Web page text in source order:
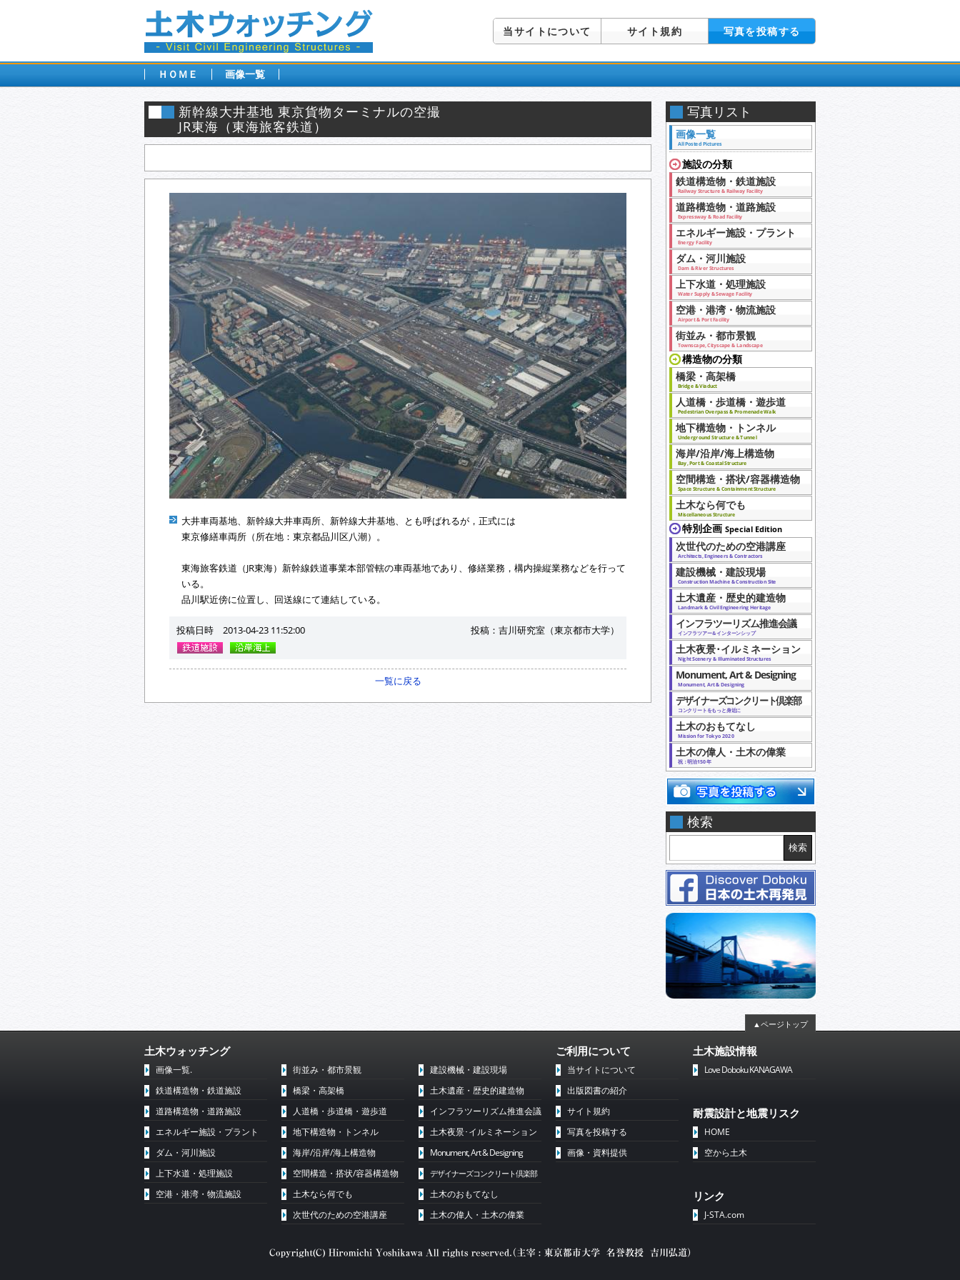
当サイトについて サイト規約 写真を投稿する
ＨＯＭＥ 画像一覧
新幹線大井基地 東京貨物ターミナルの空撮
JR東海（東海旅客鉄道）
大井車両基地、新幹線大井車両所、新幹線大井基地、とも呼ばれるが，正式には
東京修繕車両所（所在地：東京都品川区八潮）。
東海旅客鉄道（JR東海）新幹線鉄道事業本部管轄の車両基地であり、修繕業務，構内操縦業務などを行って
いる。
品川駅近傍に位置し、回送線にて連結している。
投稿日時 2013-04-23 11:52:00 投稿：吉川研究室（東京都市大学）
一覧に戻る
写真リスト
画像一覧
All Posted Pictures
施設の分類
鉄道構造物・鉄道施設
Railway Structure & Railway Facility
道路構造物・道路施設
Expressway & Road Facility
エネルギー施設・プラント
Energy Facility
ダム・河川施設
Dam & River Structures
上下水道・処理施設
Water Supply & Sewage Facility
空港・港湾・物流施設
Airport & Port Facility
街並み・都市景観
Townscape, Cityscape & Landscape
構造物の分類
橋梁・高架橋
Bridge & Viaduct
人道橋・歩道橋・遊歩道
Pedestrian Overpass & Promenade Walk
地下構造物・トンネル
Underground Structure & Tunnel
海岸/沿岸/海上構造物
Bay, Port & Coastal Structure
空間構造・搭状/容器構造物
Space Structure & Containment Structure
土木なら何でも
Miscellaneous Structure
特別企画 Special Edition
次世代のための空港講座
Architects, Engineers & Contractors
建設機械・建設現場
Construction Machine & Construction Site
土木遺産・歴史的建造物
Landmark & Civil Engineering Heritage
インフラツーリズム推進会議
インフラツアー＆インターンシップ
土木夜景･イルミネーション
Night Scenery & Illuminated Structures
Monument, Art & Designing
Monument, Art & Designing
デザイナーズコンクリート倶楽部
コンクリートをもっと身近に
土木のおもてなし
Mission for Tokyo 2020
土木の偉人・土木の偉業
祝：明治150年
検索
検索
▲ページトップ
土木ウォッチング
画像一覧.
鉄道構造物・鉄道施設
道路構造物・道路施設
エネルギー施設・プラント
ダム・河川施設
上下水道・処理施設
空港・港湾・物流施設
街並み・都市景観
橋梁・高架橋
人道橋・歩道橋・遊歩道
地下構造物・トンネル
海岸/沿岸/海上構造物
空間構造・搭状/容器構造物
土木なら何でも
次世代のための空港講座
建設機械・建設現場
土木遺産・歴史的建造物
インフラツーリズム推進会議
土木夜景･イルミネーション
Monument, Art & Designing
デザイナーズコンクリート倶楽部
土木のおもてなし
土木の偉人・土木の偉業
ご利用について
当サイトについて
出版図書の紹介
サイト規約
写真を投稿する
画像・資料提供
土木施設情報
Love Doboku KANAGAWA
耐震設計と地震リスク
HOME
空から土木
リンク
J-STA.com